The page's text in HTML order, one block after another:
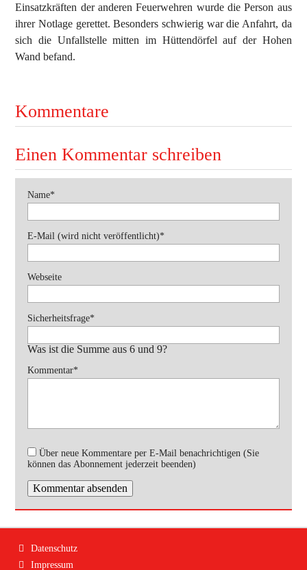
Bewerbe
Einsätze
Einsatzkräften der anderen Feuerwehren wurde die Person aus
ihrer Notlage gerettet. Besonders schwierig war die Anfahrt, da
sich die Unfallstelle mitten im Hüttendörfel auf der Hohen
Wand befand.
Kommentare
Einen Kommentar schreiben
Pflichtfeld
Name*
Pflichtfeld
E-Mail (wird nicht veröffentlicht)*
Webseite
Pflichtfeld
Sicherheitsfrage*
Was ist die Summe aus 6 und 9?
Pflichtfeld
Kommentar*
Über neue Kommentare per E-Mail benachrichtigen (Sie
können das Abonnement jederzeit beenden)
Kommentar absenden
Navigation
Datenschutz
Impressum